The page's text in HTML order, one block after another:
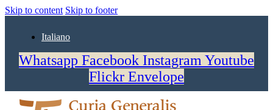
Skip to content Skip to footer
Italiano
Whatsapp Facebook Instagram Youtube
Flickr Envelope